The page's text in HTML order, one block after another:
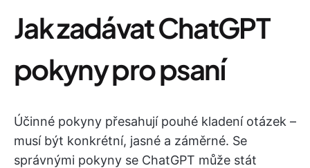
Jak zadávat ChatGPT
pokyny pro psaní
Účinné pokyny přesahují pouhé kladení otázek –
musí být konkrétní, jasné a záměrné. Se
správnými pokyny se ChatGPT může stát